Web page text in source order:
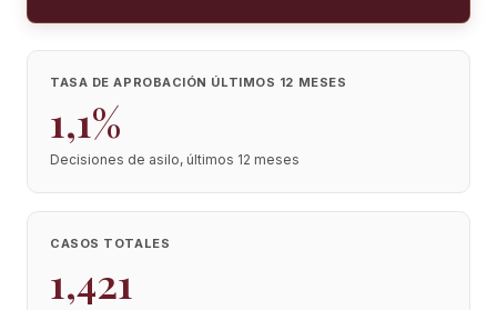
TASA DE APROBACIÓN ÚLTIMOS 12 MESES
1,1%
Decisiones de asilo, últimos 12 meses
CASOS TOTALES
1,421